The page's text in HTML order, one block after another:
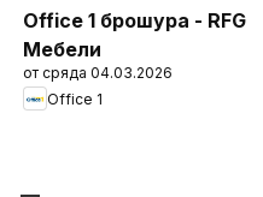
Office 1 брошура - RFG
Мебели
от сряда 04.03.2026
Office 1